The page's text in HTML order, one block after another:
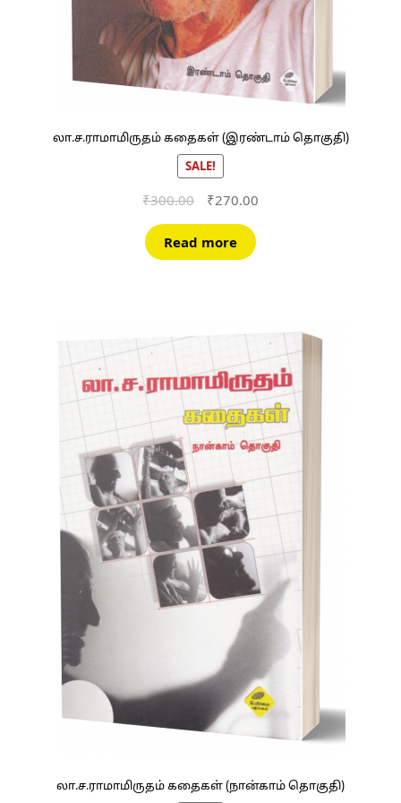
லா.ச.ராமாமிருதம் கதைகள் (இரண்டாம் தொகுதி)
SALE!
₹300.00
Original
was:
₹300.00.
₹270.00Current
Read more
லா.ச.ராமாமிருதம் கதைகள் (நான்காம் தொகுதி)